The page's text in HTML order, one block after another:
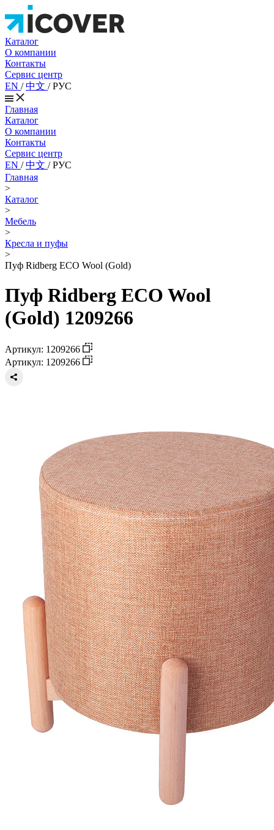
Каталог
О компании
Контакты
Сервис центр
EN /中文 /РУС
Главная
Каталог
О компании
Контакты
Сервис центр
EN /中文 /РУС
Главная
>
Каталог
>
Мебель
>
Кресла и пуфы
>
Пуф Ridberg ECO Wool (Gold)
Пуф Ridberg ECO Wool
(Gold) 1209266
Артикул: 1209266
Артикул: 1209266